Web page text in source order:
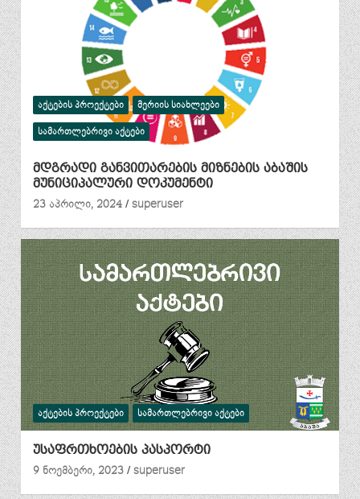
ᲐᲥᲢᲔᲑᲘᲡ ᲞᲠᲝᲔᲥᲢᲔᲑᲘ ᲛᲔᲠᲘᲘᲡ ᲡᲘᲐᲮᲚᲔᲔᲑᲘ
ᲡᲐᲛᲐᲠᲗᲚᲔᲑᲠᲘᲕᲘ ᲐᲥᲢᲔᲑᲘ
მდგრადი განვითარების მიზნების აბაშის
მუნიციპალური დოკუმენტი
23 აპრილი, 2024
superuser
ᲐᲥᲢᲔᲑᲘᲡ ᲞᲠᲝᲔᲥᲢᲔᲑᲘ ᲡᲐᲛᲐᲠᲗᲚᲔᲑᲠᲘᲕᲘ ᲐᲥᲢᲔᲑᲘ
უსაფრთხოების პასპორტი
9 ნოემბერი, 2023
superuser